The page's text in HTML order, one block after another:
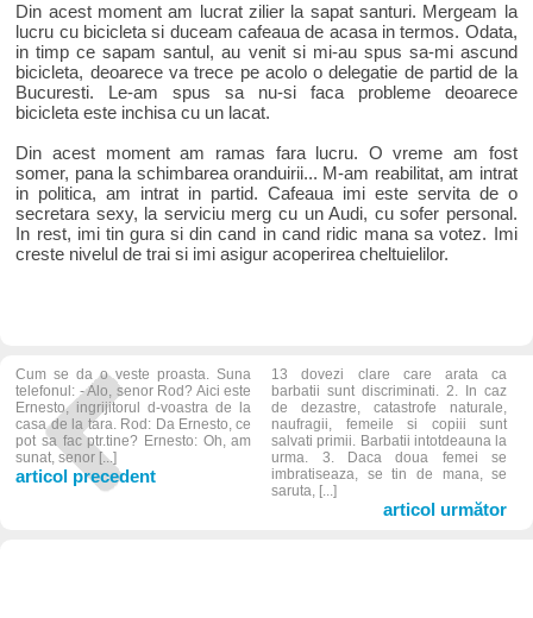
Din acest moment am lucrat zilier la sapat santuri. Mergeam la
lucru cu bicicleta si duceam cafeaua de acasa in termos. Odata,
in timp ce sapam santul, au venit si mi-au spus sa-mi ascund
bicicleta, deoarece va trece pe acolo o delegatie de partid de la
Bucuresti. Le-am spus sa nu-si faca probleme deoarece
bicicleta este inchisa cu un lacat.
Din acest moment am ramas fara lucru. O vreme am fost
somer, pana la schimbarea oranduirii... M-am reabilitat, am intrat
in politica, am intrat in partid. Cafeaua imi este servita de o
secretara sexy, la serviciu merg cu un Audi, cu sofer personal.
In rest, imi tin gura si din cand in cand ridic mana sa votez. Imi
creste nivelul de trai si imi asigur acoperirea cheltuielilor.
Cum se da o veste proasta. Suna
telefonul: - Alo, senor Rod? Aici este
Ernesto, ingrijitorul d-voastra de la
casa de la tara. Rod: Da Ernesto, ce
pot sa fac ptr.tine? Ernesto: Oh, am
sunat, senor [...]
articol precedent
13 dovezi clare care arata ca
barbatii sunt discriminati. 2. In caz
de dezastre, catastrofe naturale,
naufragii, femeile si copiii sunt
salvati primii. Barbatii intotdeauna la
urma. 3. Daca doua femei se
imbratiseaza, se tin de mana, se
saruta, [...]
articol următor